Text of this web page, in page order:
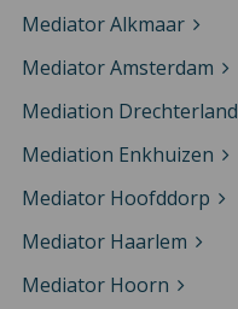
Mediator Alkmaar
Mediator Amsterdam
Mediation Drechterland
Mediation Enkhuizen
Mediator Hoofddorp
Mediator Haarlem
Mediator Hoorn